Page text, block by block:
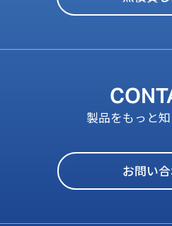
製品をもっと
お問い